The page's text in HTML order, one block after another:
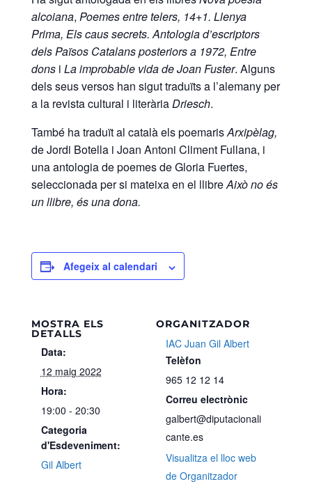
alcoiana, Poemes entre telers, 14+1. Llenya
Prima, Els caus secrets. Antologia d’escriptors
dels Països Catalans posteriors a 1972, Entre
donsi La improbable vida de Joan Fuster. Alguns
dels seus versos han sigut traduïts a l’alemany per
a la revista cultural i literàriaDriesch.
També ha traduït al català els poemarisArxipèlag,
de Jordi Botella i Joan Antoni Climent Fullana, i
una antologia de poemes de Gloria Fuertes,
seleccionada per si mateixa en el llibreAixò no és
un llibre, és una dona.
Afegeix al calendari
MOSTRA ELS
DETALLS
Data:
12 maig 2022
Hora:
19:00 - 20:30
Categoria
d'Esdeveniment:
Gil Albert
ORGANITZADOR
IAC Juan Gil Albert
Telèfon
965 12 12 14
Correu electrònic
galbert@diputacionali
cante.es
Visualitza el lloc web
de Organitzador